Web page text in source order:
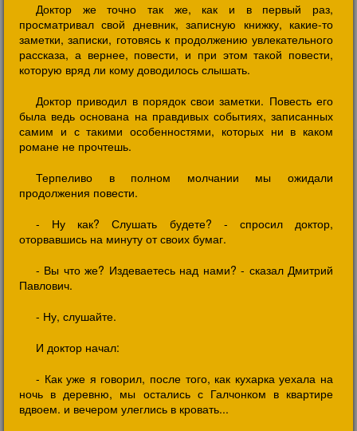
Доктор же точно так же, как и в первый раз,
просматривал свой дневник, записную книжку, какие-то
заметки, записки, готовясь к продолжению увлекательного
рассказа, а вернее, повести, и при этом такой повести,
которую вряд ли кому доводилось слышать.
Доктор приводил в порядок свои заметки. Повесть его
была ведь основана на правдивых событиях, записанных
самим и с такими особенностями, которых ни в каком
романе не прочтешь.
Терпеливо в полном молчании мы ожидали
продолжения повести.
- Ну как? Слушать будете? - спросил доктор,
оторвавшись на минуту от своих бумаг.
- Вы что же? Издеваетесь над нами? - сказал Дмитрий
Павлович.
- Ну, слушайте.
И доктор начал:
- Как уже я говорил, после того, как кухарка уехала на
ночь в деревню, мы остались с Галчонком в квартире
вдвоем. и вечером улеглись в кровать...